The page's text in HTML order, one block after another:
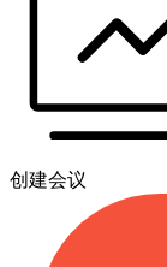
创建会议